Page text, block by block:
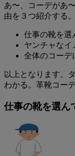
あ〜、コーデがあ
由を３つ紹介する。
仕事の靴を選
ヤンチャなイ
全体のコーデ
以上となります。
わかる。革靴コー
仕事の靴を選ん